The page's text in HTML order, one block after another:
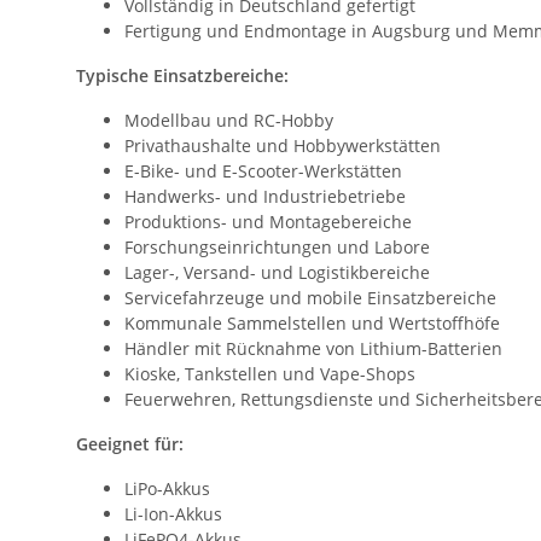
Vollständig in Deutschland gefertigt
Fertigung und Endmontage in Augsburg und
Typische Einsatzbereiche:
Modellbau und RC-Hobby
Privathaushalte und Hobbywerkstätten
E-Bike- und E-Scooter-Werkstätten
Handwerks- und Industriebetriebe
Produktions- und Montagebereiche
Forschungseinrichtungen und Labore
Lager-, Versand- und Logistikbereiche
Servicefahrzeuge und mobile Einsatzbereiche
Kommunale Sammelstellen und Wertstoffhöfe
Händler mit Rücknahme von Lithium-Batterien
Kioske, Tankstellen und Vape-Shops
Feuerwehren, Rettungsdienste und
Geeignet für:
LiPo-Akkus
Li-Ion-Akkus